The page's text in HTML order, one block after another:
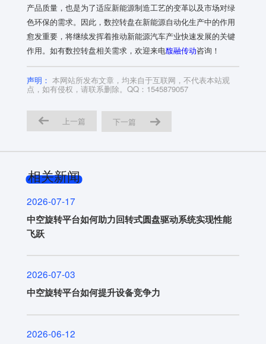
产品质量，也是为了适应新能源制造工艺的变革以及市场对绿
色环保的需求。因此，数控转盘在新能源自动化生产中的作用
愈发重要，将继续发挥着推动新能源汽车产业快速发展的关键
作用。如有数控转盘相关需求，欢迎来电馥融传动咨询！
声明： 本网站所发布文章，均来自于互联网，不代表本站观
点，如有侵权，请联系删除。QQ：1545879057
上一篇 下一篇
相关新闻
2026-07-17
中空旋转平台如何助力回转式圆盘驱动系统实现性能
飞跃
2026-07-03
中空旋转平台如何提升设备竞争力
2026-06-12